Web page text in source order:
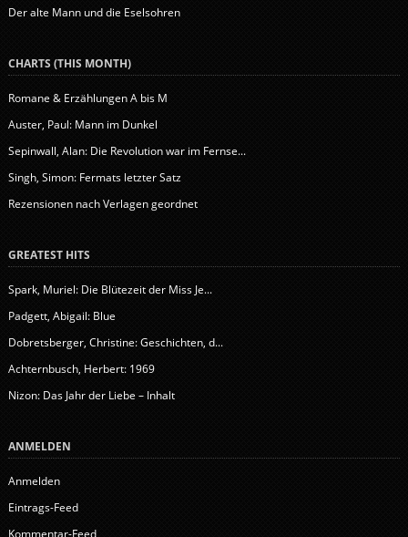
Der alte Mann und die Eselsohren
CHARTS (THIS MONTH)
Romane & Erzählungen A bis M
Auster, Paul: Mann im Dunkel
Sepinwall, Alan: Die Revolution war im Fernse...
Singh, Simon: Fermats letzter Satz
Rezensionen nach Verlagen geordnet
GREATEST HITS
Spark, Muriel: Die Blütezeit der Miss Je...
Padgett, Abigail: Blue
Dobretsberger, Christine: Geschichten, d...
Achternbusch, Herbert: 1969
Nizon: Das Jahr der Liebe – Inhalt
ANMELDEN
Anmelden
Eintrags-Feed
Kommentar-Feed